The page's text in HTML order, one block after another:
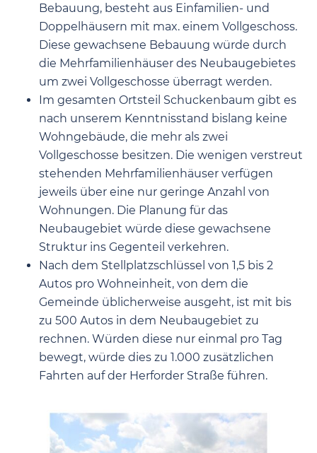
Bebauung, besteht aus Einfamilien- und
Doppelhäusern mit max. einem Vollgeschoss.
Diese gewachsene Bebauung würde durch
die Mehrfamilienhäuser des Neubaugebietes
um zwei Vollgeschosse überragt werden.
Im gesamten Ortsteil Schuckenbaum gibt es
nach unserem Kenntnisstand bislang keine
Wohngebäude, die mehr als zwei
Vollgeschosse besitzen. Die wenigen verstreut
stehenden Mehrfamilienhäuser verfügen
jeweils über eine nur geringe Anzahl von
Wohnungen. Die Planung für das
Neubaugebiet würde diese gewachsene
Struktur ins Gegenteil verkehren.
Nach dem Stellplatzschlüssel von 1,5 bis 2
Autos pro Wohneinheit, von dem die
Gemeinde üblicherweise ausgeht, ist mit bis
zu 500 Autos in dem Neubaugebiet zu
rechnen. Würden diese nur einmal pro Tag
bewegt, würde dies zu 1.000 zusätzlichen
Fahrten auf der Herforder Straße führen.